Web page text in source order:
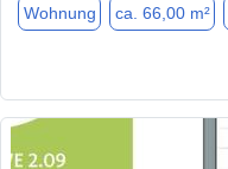
Wohnung ca. 66,00 m²